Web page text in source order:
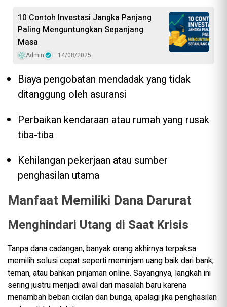
10 Contoh Investasi Jangka Panjang
Paling Menguntungkan Sepanjang
Masa
Admin 14/08/2025
Biaya pengobatan mendadak yang tidak
ditanggung oleh asuransi
Perbaikan kendaraan atau rumah yang rusak
tiba-tiba
Kehilangan pekerjaan atau sumber
penghasilan utama
Manfaat Memiliki Dana Darurat
Menghindari Utang di Saat Krisis
Tanpa dana cadangan, banyak orang akhirnya terpaksa
memilih solusi cepat seperti meminjam uang baik dari bank,
teman, atau bahkan pinjaman online. Sayangnya, langkah ini
sering justru menjadi awal dari masalah baru karena
menambah beban cicilan dan bunga, apalagi jika penghasilan